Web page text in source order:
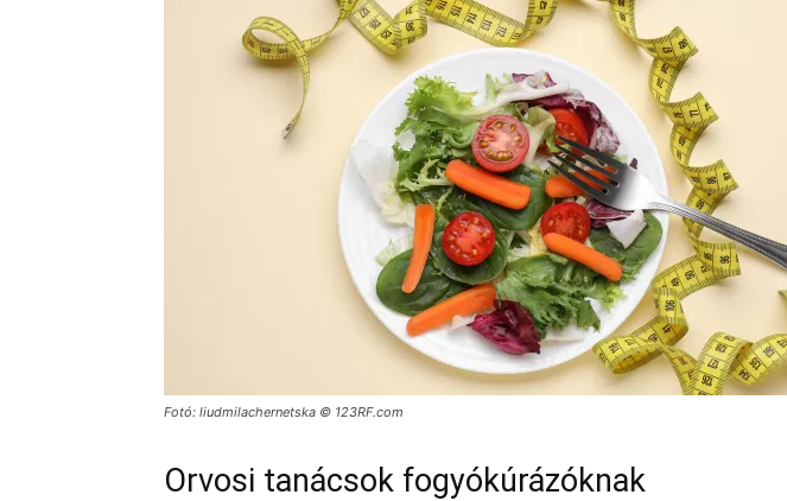
Fotó: liudmilachernetska © 123RF.com
Orvosi tanácsok fogyókúrázóknak